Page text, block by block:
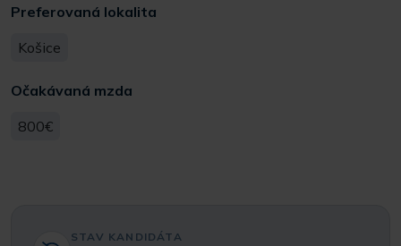
Preferovaná lokalita
Košice
Očakávaná mzda
800€
STAV KANDIDÁTA